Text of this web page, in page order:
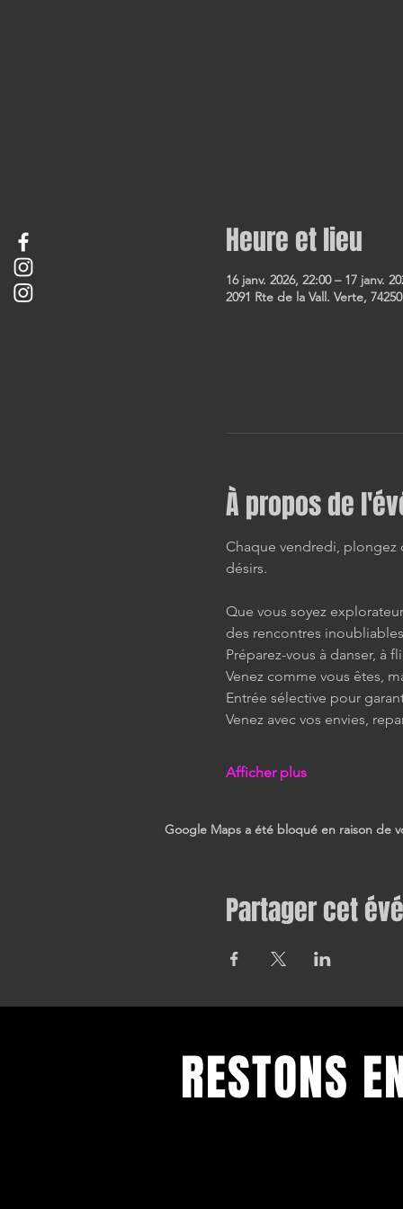
Heure et lieu
16 janv. 2026, 22:00 – 17 janv.
2091 Rte de la Vall. Verte,
À propos de
Chaque vendredi, plongez
désirs.
Que vous soyez
des rencontres
Préparez-vous à danser, à
Venez comme vous êtes,
Entrée sélective pour
Venez avec vos envies,
Afficher plus
Google Maps a été bloqué en raison de
Partager cet
RESTONS